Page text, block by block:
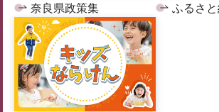
奈良県政策集 ふるさ